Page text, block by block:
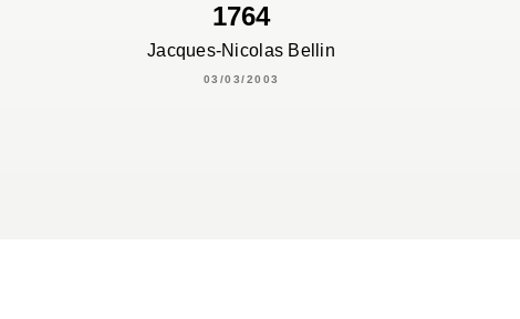
1764
Jacques-Nicolas Bellin
03/03/2003